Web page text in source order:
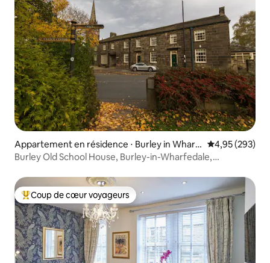
Appartement en résidence ⋅ Burley in Wharf
edale
Évaluation
4,95 (293)
Burley Old School House, Burley-in-Wharfedale,
Coups de cœur voyageurs les plus appréciés
Coup de cœur voyageurs